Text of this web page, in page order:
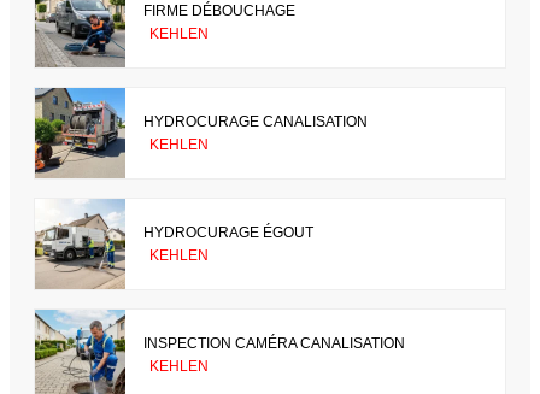
FIRME DÉBOUCHAGE
KEHLEN
HYDROCURAGE CANALISATION
KEHLEN
HYDROCURAGE ÉGOUT
KEHLEN
INSPECTION CAMÉRA CANALISATION
KEHLEN